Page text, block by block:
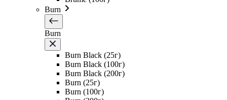
Burn
Burn
Burn Black (25г)
Burn Black (100г)
Burn Black (200г)
Burn (25г)
Burn (100г)